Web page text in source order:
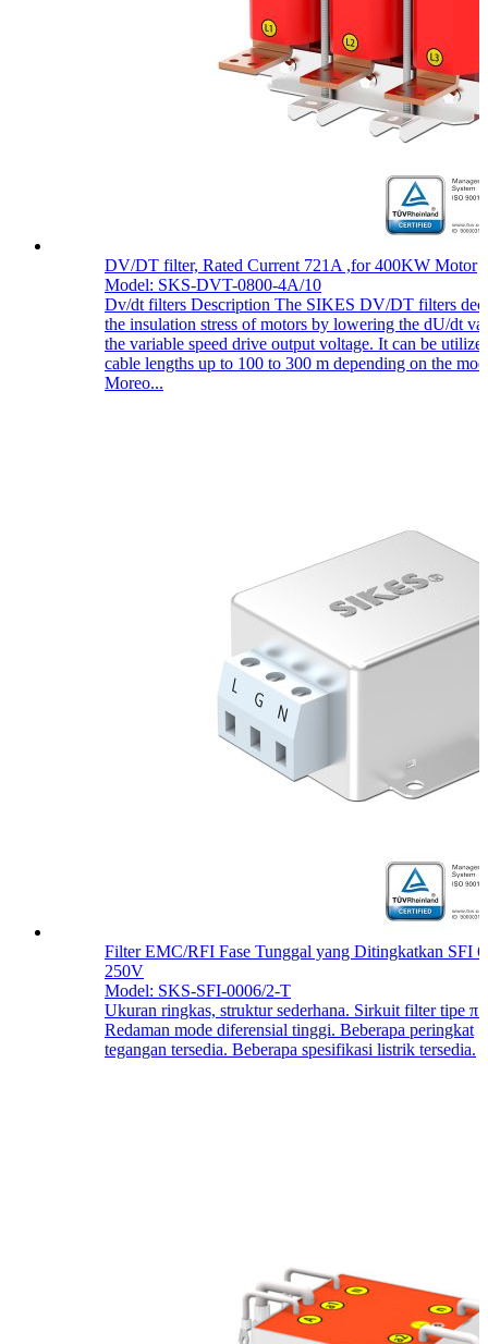
DV/DT filter, Rated Current 721A ,for 400KW Motor
Model: SKS-DVT-0800-4A/10
Dv/dt filters Description The SIKES DV/DT filters
the insulation stress of motors by lowering the dU/dt
the variable speed drive output voltage. It can be
cable lengths up to 100 to 300 m depending on the
Moreo...
Filter EMC/RFI Fase Tunggal yang Ditingkatkan SFI
250V
Model: SKS-SFI-0006/2-T
Ukuran ringkas, struktur sederhana. Sirkuit filter tipe π.
Redaman mode diferensial tinggi. Beberapa peringkat
tegangan tersedia. Beberapa spesifikasi listrik tersedia.